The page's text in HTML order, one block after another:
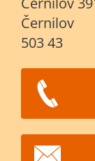
Černilov
503 43